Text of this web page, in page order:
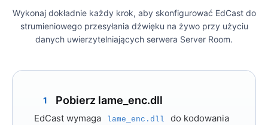
Wykonaj dokładnie każdy krok, aby skonfigurować EdCast do
strumieniowego przesyłania dźwięku na żywo przy użyciu
danych uwierzytelniających serwera Server Room.
1 Pobierz lame_enc.dll
EdCast wymaga lame_enc.dll
do kodowania